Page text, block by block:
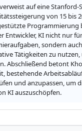
auf eine Stanford-
von 15 bis
Programmierung
Entwickler, KI nicht nur für
sondern
Tätigkeiten zu nutzen,
Abschließend betont
bestehende
und anzupassen, um
KI auszuschöpfen.